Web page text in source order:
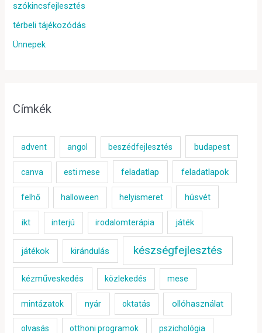
szókincsfejlesztés
térbeli tájékozódás
Ünnepek
Címkék
advent angol beszédfejlesztés budapest
canva esti mese feladatlap feladatlapok
felhő halloween helyismeret húsvét
ikt interjú irodalomterápia játék
játékok kirándulás készségfejlesztés
kézműveskedés közlekedés mese
mintázatok nyár oktatás ollóhasználat
olvasás otthoni programok pszichológia